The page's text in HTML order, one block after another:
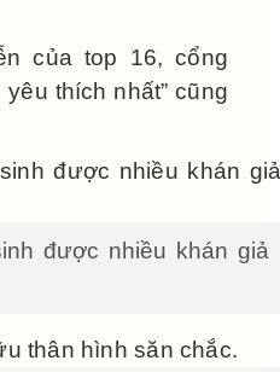
của top 16, cổng
yêu thích nhất” cũng
được nhiều khán giả